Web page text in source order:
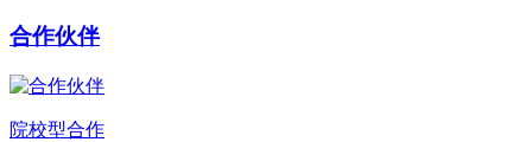
合作伙伴
院校型合作